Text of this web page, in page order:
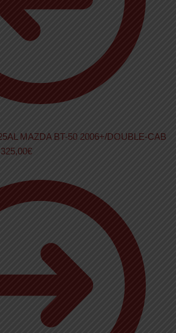
MAZDA BT-50 2006+/DOUBLE-CAB
325,00€